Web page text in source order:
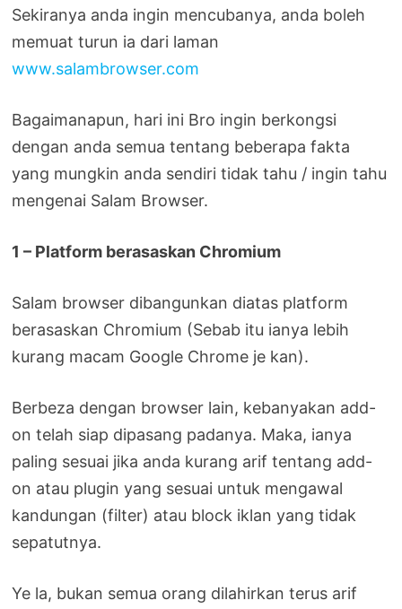
Sekiranya anda ingin mencubanya, anda boleh
memuat turun ia dari laman
www.salambrowser.com
Bagaimanapun, hari ini Bro ingin berkongsi
dengan anda semua tentang beberapa fakta
yang mungkin anda sendiri tidak tahu / ingin tahu
mengenai Salam Browser.
1 – Platform berasaskan Chromium
Salam browser dibangunkan diatas platform
berasaskan Chromium (Sebab itu ianya lebih
kurang macam Google Chrome je kan).
Berbeza dengan browser lain, kebanyakan add-
on telah siap dipasang padanya. Maka, ianya
paling sesuai jika anda kurang arif tentang add-
on atau plugin yang sesuai untuk mengawal
kandungan (filter) atau block iklan yang tidak
sepatutnya.
Ye la, bukan semua orang dilahirkan terus arif